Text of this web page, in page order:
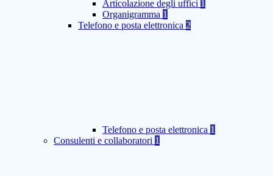
Articolazione degli uffici 1
Organigramma 1
Telefono e posta elettronica 2
Telefono e posta elettronica 1
Consulenti e collaboratori 1